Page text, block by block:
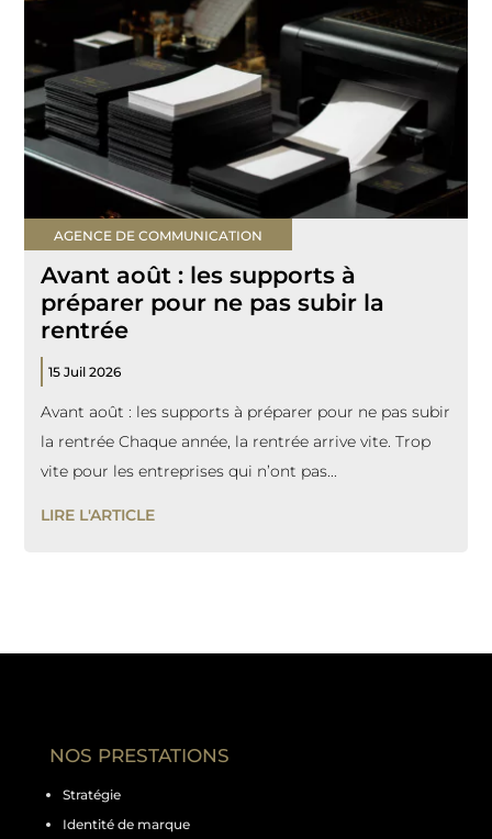
AGENCE DE COMMUNICATION
Avant août : les supports à
préparer pour ne pas subir la
rentrée
15 Juil 2026
Avant août : les supports à préparer pour ne pas subir
la rentrée Chaque année, la rentrée arrive vite. Trop
vite pour les entreprises qui n’ont pas...
LIRE L'ARTICLE
NOS PRESTATIONS
Stratégie
Identité de marque